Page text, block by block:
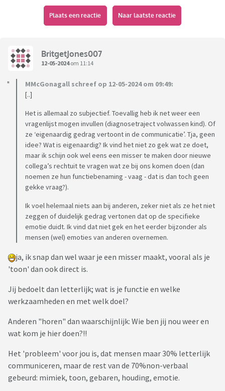
een andere betweter
kan ik prima praten. Stoor mij
ook totaal niet aan de kennis van anderen of aan een
aan mijn arsenaal'.
anderen vaker een veer geven, minder aanvullen, minder
corrigeren, loslaten, doen alsof je iets niet weet, geen
moeilijke woorden gebruiken, laatste woord weggegeven,
veel tekortkomingen opnoemen, benadrukken dat je zo
gewoon bent.
Zijn er hier medebetweters of eventueel perfectionisten
met tips? Of moet ik het maar accepteren? I am Snob and I
am Top.
Plaats een reactie Naar laatste reactie
BritgetJones007
12-05-2024om 11:14
MMcGonagall schreef op 12-05-2024 om 09:49:
[..]
Het is allemaal zo subjectief. Toevallig heb ik net weer een
vragenlijst mogen invullen (diagnosetraject volwassen kind). Of
ze ‘eigenaardig gedrag vertoont in de communicatie’. Tja, geen
idee? Wat is eigenaardig? Ik vind het niet zo gek wat ze doet,
maar ik schijn ook wel eens een misser te maken door nieuwe
collega’s rechtuit te vragen wat ze bij ons komen doen (dan
noemen ze hun functiebenaming - vaag - dat is dan toch geen
gekke vraag?).
Ik voel helemaal niets aan bij anderen, zeker niet als ze het niet
zeggen of duidelijk gedrag vertonen dat op de specifieke
emotie duidt. Ik vind dat niet gek en het eerder bijzonder als
mensen (wel) emoties van anderen overnemen.
ja, ik snap dan wel waar je een misser maakt, vooral als je
'toon' dan ook direct is.
Jij bedoelt dan letterlijk; wat is je functie en welke
werkzaamheden en met welk doel?
Anderen "horen" dan waarschijnlijk: Wie ben jij nou weer en
wat kom je hier doen?!!
Het 'probleem' voor jou is, dat mensen maar 30% letterlijk
communiceren, maar de rest van de 70%non-verbaal
gebeurd: mimiek, toon, gebaren, houding, emotie.